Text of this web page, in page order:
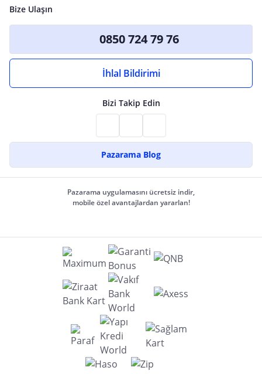
Bize Ulaşın
0850 724 79 76
İhlal Bildirimi
Bizi Takip Edin
Pazarama Blog
Pazarama uygulamasını ücretsiz indir,
mobile özel avantajlardan yararlan!